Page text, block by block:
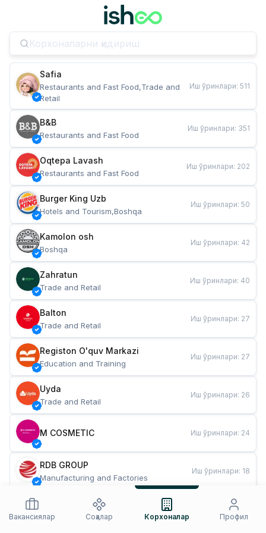
Safia
Restaurants and Fast Food,Trade and
Retail
Иш ўринлари: 511
B&B
Restaurants and Fast Food
Иш ўринлари: 351
Oqtepa Lavash
Restaurants and Fast Food
Иш ўринлари: 202
Burger King Uzb
Hotels and Tourism,Boshqa
Иш ўринлари: 50
Kamolon osh
Boshqa
Иш ўринлари: 42
Zahratun
Trade and Retail
Иш ўринлари: 40
Balton
Trade and Retail
Иш ўринлари: 27
Registon O'quv Markazi
Education and Training
Иш ўринлари: 27
Uyda
Trade and Retail
Иш ўринлари: 26
M COSMETIC Иш ўринлари: 24
RDB GROUP
Manufacturing and Factories
Иш ўринлари: 18
Restaurants and Fast Food
Иш ўринлари
Вакансиялар
Соҳалар Корхоналар Профил